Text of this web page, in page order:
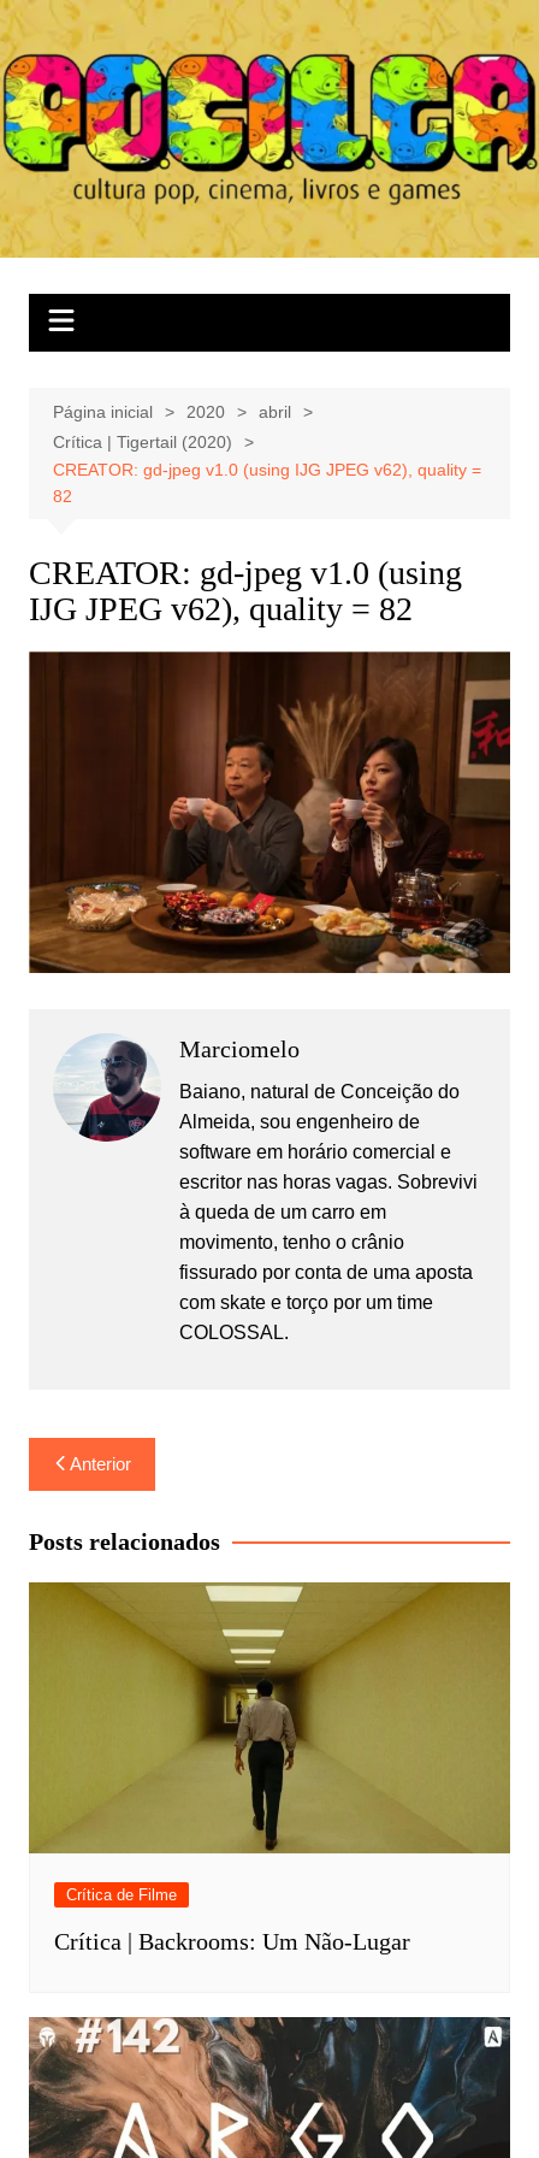
Ir
para
o
conteúdo
Página inicial 2020
abril
Crítica | Tigertail (2020)
CREATOR: gd-jpeg v1.0 (using IJG JPEG v62), quality =
82
CREATOR: gd-jpeg v1.0 (using
IJG JPEG v62), quality = 82
Marciomelo
Baiano, natural de Conceição do
Almeida, sou engenheiro de
software em horário comercial e
escritor nas horas vagas. Sobrevivi
à queda de um carro em
movimento, tenho o crânio
fissurado por conta de uma aposta
com skate e torço por um time
COLOSSAL.
Navegação
de
Post
Anterior
Posts relacionados
Crítica de Filme
Crítica | Backrooms: Um Não-Lugar